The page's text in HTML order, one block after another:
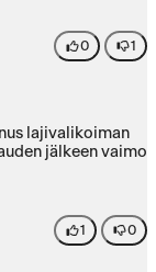
0 1
lajivalikoiman
jälkeen vaimo
1 0